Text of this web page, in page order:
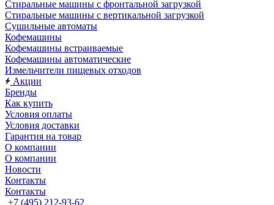
Стиральные машины с фронтальной загрузкой
Стиральные машины с вертикальной загрузкой
Сушильные автоматы
Кофемашины
Кофемашины встраиваемые
Кофемашины автоматические
Измельчители пищевых отходов
Акции
Бренды
Как купить
Условия оплаты
Условия доставки
Гарантия на товар
О компании
О компании
Новости
Контакты
Контакты
+7 (495) 212-93-62